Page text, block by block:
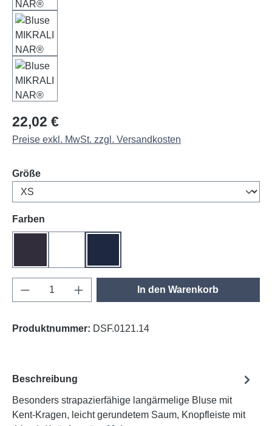
Regulärer Preis:
22,02 €
Preise exkl. MwSt. zzgl. Versandkosten
Größeauswählen
Farben
Produkt Anzahl: Gib den gewünschten
In den Warenkorb
Produktnummer: DSF.0121.14
Beschreibung
Besonders strapazierfähige langärmelige Bluse mit
Kent-Kragen, leicht gerundetem Saum, Knopfleiste mit